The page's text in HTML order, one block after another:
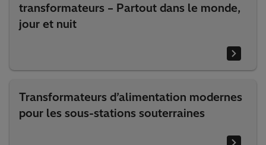
transformateurs – Partout dans le monde,
jour et nuit
Transformateurs d’alimentation modernes
pour les sous-stations souterraines